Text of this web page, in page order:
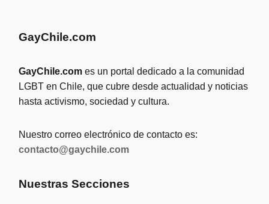
GayChile.com
GayChile.com es un portal dedicado a la comunidad
LGBT en Chile, que cubre desde actualidad y noticias
hasta activismo, sociedad y cultura.
Nuestro correo electrónico de contacto es:
contacto@gaychile.com
Nuestras Secciones